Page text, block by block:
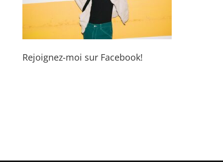
Rejoignez-moi sur Facebook!